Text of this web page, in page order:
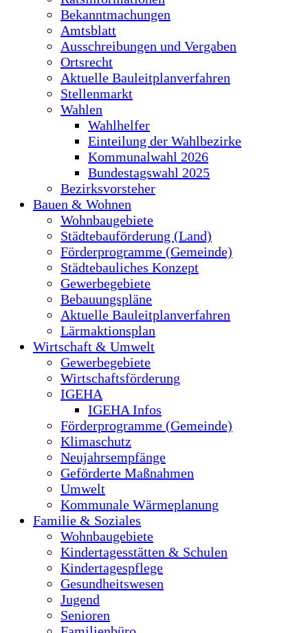
Bekanntmachungen
Amtsblatt
Ausschreibungen und Vergaben
Ortsrecht
Aktuelle Bauleitplanverfahren
Stellenmarkt
Wahlen
Wahlhelfer
Einteilung der Wahlbezirke
Kommunalwahl 2026
Bundestagswahl 2025
Bezirksvorsteher
Bauen & Wohnen
Wohnbaugebiete
Städtebauförderung (Land)
Förderprogramme (Gemeinde)
Städtebauliches Konzept
Gewerbegebiete
Bebauungspläne
Aktuelle Bauleitplanverfahren
Lärmaktionsplan
Wirtschaft & Umwelt
Gewerbegebiete
Wirtschaftsförderung
IGEHA
IGEHA Infos
Förderprogramme (Gemeinde)
Klimaschutz
Neujahrsempfänge
Geförderte Maßnahmen
Umwelt
Kommunale Wärmeplanung
Familie & Soziales
Wohnbaugebiete
Kindertagesstätten & Schulen
Kindertagespflege
Gesundheitswesen
Jugend
Senioren